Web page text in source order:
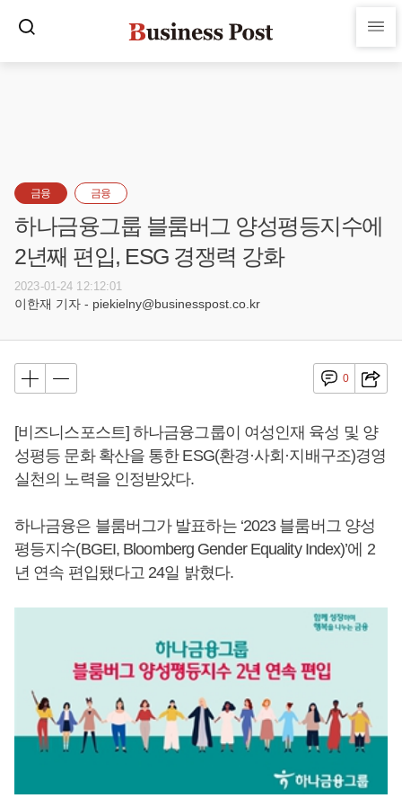
금융 금융
하나금융그룹 블룸버그 양성평등지수에
2년째 편입, ESG 경쟁력 강화
2023-01-24 12:12:01
이한재 기자 - piekielny@businesspost.co.kr
0
[비즈니스포스트] 하나금융그룹이 여성인재 육성 및 양
성평등 문화 확산을 통한 ESG(환경·사회·지배구조)경영
실천의 노력을 인정받았다.
하나금융은 블룸버그가 발표하는 ‘2023 블룸버그 양성
평등지수(BGEI, Bloomberg Gender Equality Index)’에 2
년 연속 편입됐다고 24일 밝혔다.